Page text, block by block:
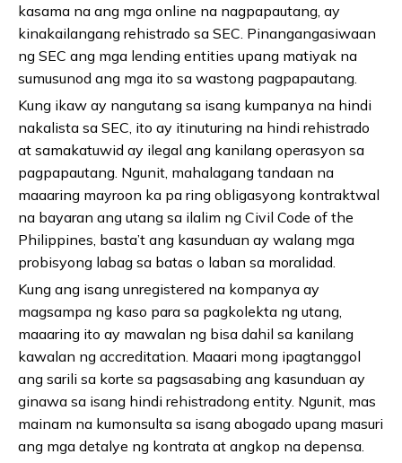
kasama na ang mga online na nagpapautang, ay
kinakailangang rehistrado sa SEC. Pinangangasiwaan
ng SEC ang mga lending entities upang matiyak na
sumusunod ang mga ito sa wastong pagpapautang.
Kung ikaw ay nangutang sa isang kumpanya na hindi
nakalista sa SEC, ito ay itinuturing na hindi rehistrado
at samakatuwid ay ilegal ang kanilang operasyon sa
pagpapautang. Ngunit, mahalagang tandaan na
maaaring mayroon ka pa ring obligasyong kontraktwal
na bayaran ang utang sa ilalim ng Civil Code of the
Philippines, basta’t ang kasunduan ay walang mga
probisyong labag sa batas o laban sa moralidad.
Kung ang isang unregistered na kompanya ay
magsampa ng kaso para sa pagkolekta ng utang,
maaaring ito ay mawalan ng bisa dahil sa kanilang
kawalan ng accreditation. Maaari mong ipagtanggol
ang sarili sa korte sa pagsasabing ang kasunduan ay
ginawa sa isang hindi rehistradong entity. Ngunit, mas
mainam na kumonsulta sa isang abogado upang masuri
ang mga detalye ng kontrata at angkop na depensa.